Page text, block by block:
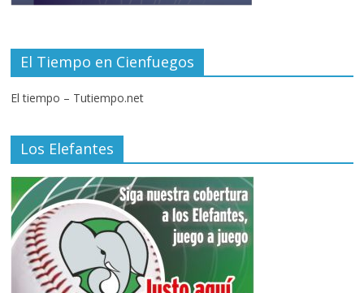
El Tiempo en Cienfuegos
El tiempo – Tutiempo.net
Los Elefantes